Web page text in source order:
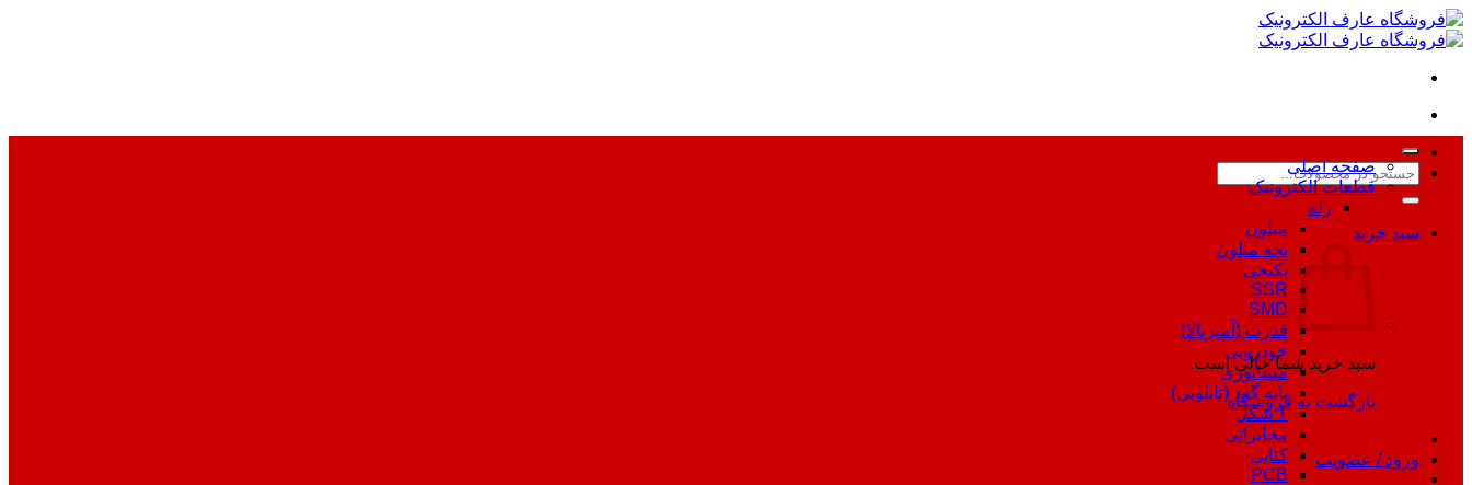
Skip
to
content
جستجو
برای:
سبد خرید
سبد خرید شما خالی است.
بازگشت به فروشگاه
ورود / عضویت
صفحه اصلی
قطعات الکترونیک
رله
میلون
بچه میلون
پکیجی
SSR
SMD
قدرت (آمپربالا)
خودرویی
مینیاتوری
پایه گرد (تابلویی)
T شکل
مخابراتی
کتابی
PCB